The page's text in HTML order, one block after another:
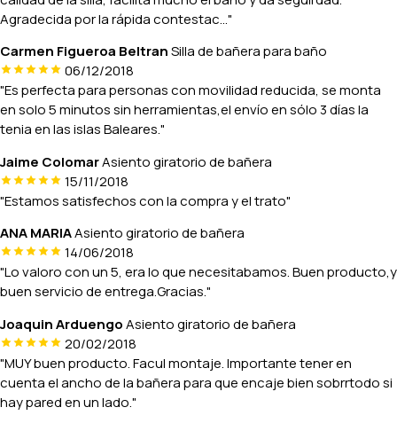
Agradecida por la rápida contestac..."
Carmen Figueroa BeltranSilla de bañera para baño
06/12/2018
"Es perfecta para personas con movilidad reducida, se monta
en solo 5 minutos sin herramientas,el envío en sólo 3 días la
tenia en las islas Baleares."
Jaime ColomarAsiento giratorio de bañera
15/11/2018
"Estamos satisfechos con la compra y el trato"
ANA MARIAAsiento giratorio de bañera
14/06/2018
"Lo valoro con un 5, era lo que necesitabamos. Buen producto,y
buen servicio de entrega.Gracias."
Joaquin ArduengoAsiento giratorio de bañera
20/02/2018
"MUY buen producto. Facul montaje. Importante tener en
cuenta el ancho de la bañera para que encaje bien sobrrtodo si
hay pared en un lado."